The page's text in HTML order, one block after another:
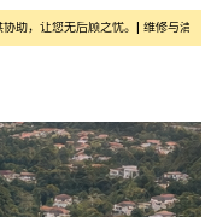
让您无后顾之忧。| 维修与清洁团